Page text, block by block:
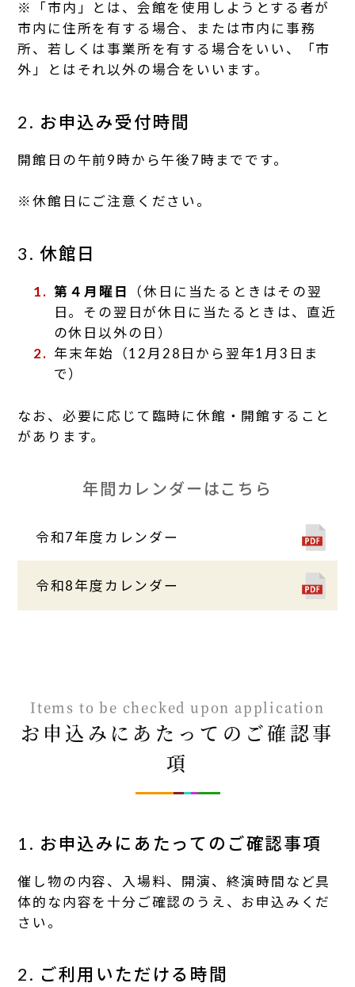
※「市内」とは、会館を使用しようとする者が
市内に住所を有する場合、または市内に事務
所、若しくは事業所を有する場合をいい、「市
外」とはそれ以外の場合をいいます。
2. お申込み受付時間
開館日の午前9時から午後7時までです。
※休館日にご注意ください。
3. 休館日
第４月曜日
（休日に当たるときはその翌
日。その翌日が休日に当たるときは、直近
の休日以外の日）
年末年始（12月28日から翌年1月3日ま
で）
なお、必要に応じて臨時に休館・開館すること
があります。
年間カレンダーはこちら
令和7年度カレンダー
令和8年度カレンダー
Items to be checked upon application
お申込みにあたってのご確認事
項
1. お申込みにあたってのご確認事項
催し物の内容、入場料、開演、終演時間など具
体的な内容を十分ご確認のうえ、お申込みくだ
さい。
2. ご利用いただける時間